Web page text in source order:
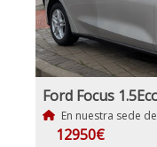
En nuestra sede de
12950€